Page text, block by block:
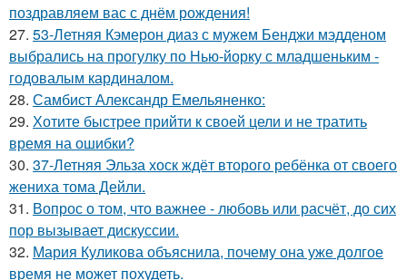
поздравляем вас с днём рождения!
27. 53-Летняя Кэмерон диаз с мужем Бенджи мэдденом
выбрались на прогулку по Нью-йорку с младшеньким -
годовалым кардиналом.
28. Самбист Александр Емельяненко:
29. Хотите быстрее прийти к своей цели и не тратить
время на ошибки?
30. 37-Летняя Эльза хоск ждёт второго ребёнка от своего
жениха тома Дейли.
31. Вопрос о том, что важнее - любовь или расчёт, до сих
пор вызывает дискуссии.
32. Мария Куликова объяснила, почему она уже долгое
время не может похудеть.